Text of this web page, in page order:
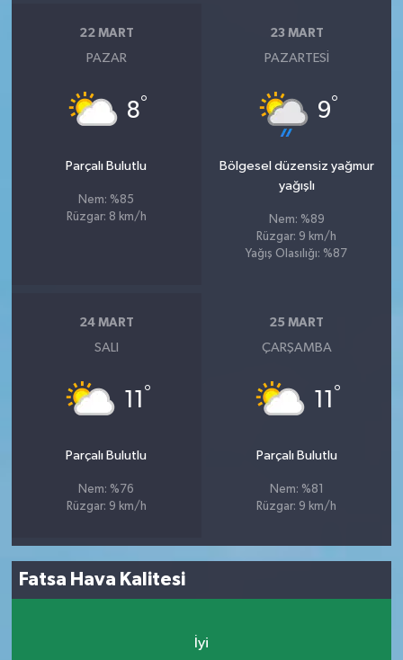
22 MART
PAZAR
8°
Parçalı Bulutlu
Nem: %85
Rüzgar: 8 km/h
23 MART
PAZARTESI
9°
Bölgesel düzensiz yağmur
yağışlı
Nem: %89
Rüzgar: 9 km/h
Yağış Olasılığı: %87
24 MART
SALI
11 °
Parçalı Bulutlu
Nem: %76
Rüzgar: 9 km/h
25 MART
ÇARŞAMBA
11 °
Parçalı Bulutlu
Nem: %81
Rüzgar: 9 km/h
Fatsa Hava Kalitesi
İyi